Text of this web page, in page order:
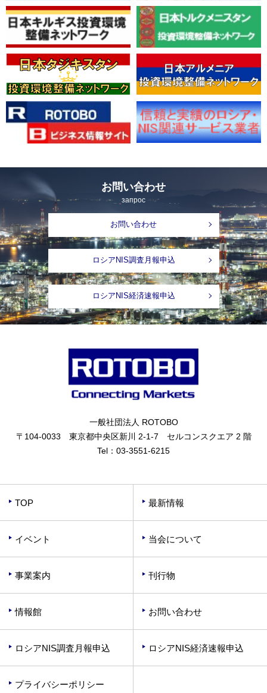
お問い合わせ
запрос
お問い合わせ
ロシアNIS調査月報申込
ロシアNIS経済速報申込
一般社団法人 ROTOBO
〒104-0033 東京都中央区新川 2-1-7 セルコンスクエア 2 階
Tel： 03-3551-6215
TOP 最新情報
イベント 当会について
事業案内 刊行物
情報館 お問い合わせ
ロシアNIS調査月報申込 ロシアNIS経済速報申込
プライバシーポリシー